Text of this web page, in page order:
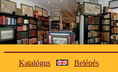
Katalógus Belépés